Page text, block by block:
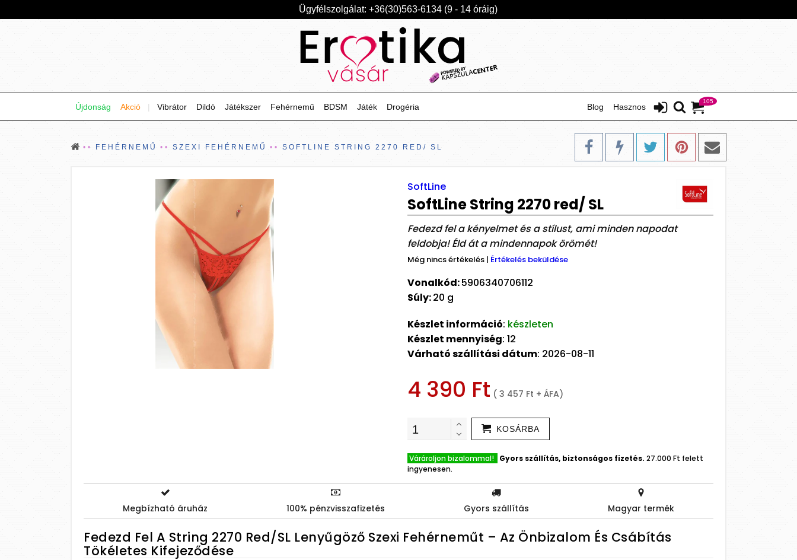
Ügyfélszolgálat: +36(30)563-6134 (9 - 14 óráig)
105
Hasznos
Újdonság Blog
Akció | Vibrátor Dildó Játékszer Fehérnemű BDSM Játék Drogéria
FEHÉRNEMŰ SZEXI FEHÉRNEMŰ SOFTLINE STRING 2270 RED/ SL
SoftLine
SoftLine String 2270 red/ SL
Fedezd fel a kényelmet és a stílust, ami minden napodat
feldobja! Éld át a mindennapok örömét!
Még nincs értékelés | Értékelés beküldése
Vonalkód:5906340706112
Súly:20 g
Készlet információ: készleten
Készlet mennyiség: 12
Várható szállítási dátum: 2026-08-11
4 390 Ft ( 3 457 Ft + ÁFA)
KOSÁRBA
Várároljon bizalommal! Gyors szállítás, biztonságos fizetés. 27.000 Ft felett
ingyenesen.
Megbízható áruház 100% pénzvisszafizetés Gyors szállítás Magyar termék
Fedezd Fel A String 2270 Red/SL Lenyűgöző Szexi Fehérneműt – Az Önbizalom És Csábítás
Tökéletes Kifejeződése